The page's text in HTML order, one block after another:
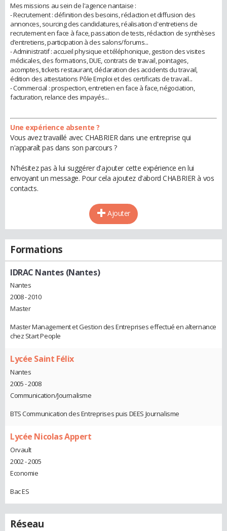
Mes missions au sein de l'agence nantaise :
- Recrutement : définition des besoins, rédaction et diffusion des
annonces, sourcing des candidatures, réalisation d'entretiens de
recrutement en face à face, passation de tests, rédaction de synthèses
d’entretiens, participation à des salons/forums...
- Administratif : accueil physique et téléphonique, gestion des visites
médicales, des formations, DUE, contrats de travail, pointages,
acomptes, tickets restaurant, déclaration des accidents du travail,
édition des attestations Pôle Emploi et des certificats de travail...
- Commercial : prospection, entretien en face à face, négociation,
facturation, relance des impayés...
Une expérience absente ?
Vous avez travaillé avec CHABRIER dans une entreprise qui
n'apparaît pas dans son parcours ?
N'hésitez pas à lui suggérer d'ajouter cette expérience en lui
envoyant un message. Pour cela ajoutez d'abord CHABRIER à vos
contacts.
Ajouter
Formations
IDRAC Nantes (Nantes)
Nantes
2008 - 2010
Master
Master Management et Gestion des Entreprises effectué en alternance
chez Start People
Lycée Saint Félix
Nantes
2005 - 2008
Communication/Journalisme
BTS Communication des Entreprises puis DEES Journalisme
Lycée Nicolas Appert
Orvault
2002 - 2005
Economie
Bac ES
Réseau